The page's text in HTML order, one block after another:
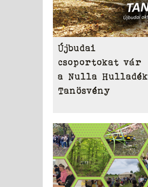
Újbudai
csoportokat vár
a Nulla Hulladék
Tanösvény